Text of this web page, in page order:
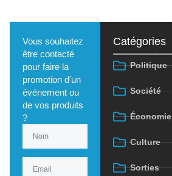
Vous souhaitez
être contacté
pour faire la
promotion d'un
événement ou
de vos produits
?
Catégories
Politique
Société
Économie
Culture
Sorties